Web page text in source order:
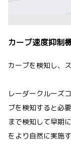
カーブ速度抑制
カーブを検知し、
レーダークルーズ
ブを検知すると必
まで検知して早期
をより自然に実施